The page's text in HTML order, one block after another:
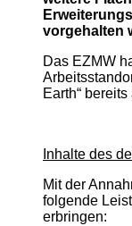
vorgehalten
Das EZMW
Earth“
Inhalte des
Mit der
folgende
erbringen: